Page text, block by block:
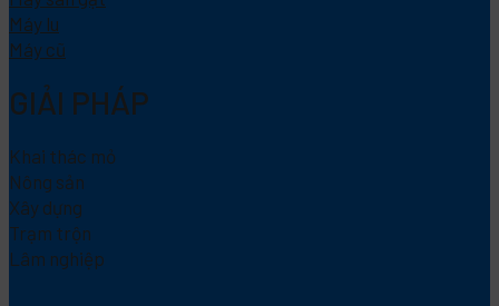
Máy lu
Máy cũ
GIẢI PHÁP
Khai thác mỏ
Nông sản
Xây dựng
Trạm trộn
Lâm nghiệp